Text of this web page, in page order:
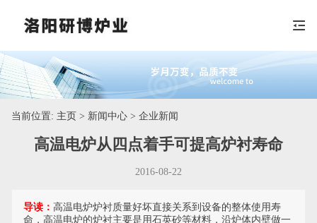
当前位置: 主页 > 新闻中心 > 企业新闻
高温电炉从四点着手可提高炉衬寿命
2016-08-22
导读： 高温电炉炉衬质量好坏直接关系到设备的整体使用寿
命，高温电炉的炉衬主要是用石英砂等材料，沿炉体内壁做一